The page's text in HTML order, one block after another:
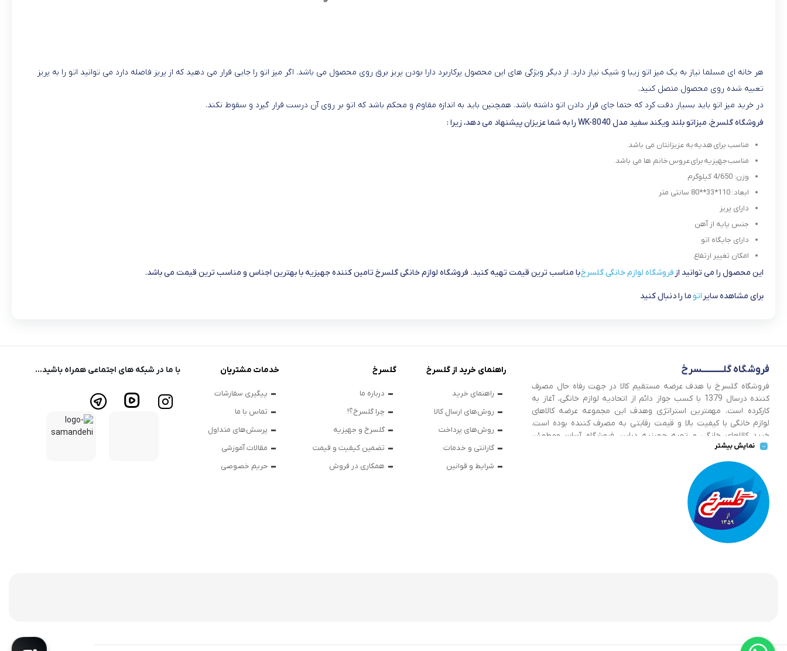
هر خانه ای مسلما نیاز به یک میز اتو زیبا و شیک نیاز دارد. از دیگر ویژگی های این محصول پرکاربرد دارا بودن پریز برق روی محصول می باشد. اگر میز اتو را جایی قرار می دهید که از پریز فاصله دارد می توانید اتو را به پریز
تعبیه شده روی محصول متصل کنید.
در خرید میز اتو باید بسیار دقت کرد که حتما جای قرار دادن اتو داشته باشد. همچنین باید به اندازه مقاوم و محکم باشد که اتو بر روی آن درست قرار گیرد و سقوط نکند.
فروشگاه گلسرخ، میزاتو بلند ویکند سفید مدل WK-8040 را به شما عزیزان پیشنهاد می دهد، زیرا :
مناسب برای هدیه به عزیزانتان می باشد.
مناسب جهیزیه برای عروس خانم ها می باشد.
وزن: 4/650 کیلوگرم
ابعاد: 110*33**80 سانتی متر
دارای پریز
جنس پایه از آهن
دارای جایگاه اتو
امکان تغییر ارتفاع
این محصول را می توانید از فروشگاه لوازم خانگی گلسرخبا مناسب ترین قیمت تهیه کنید. فروشگاه لوازم خانگی گلسرخ تامین کننده جهیزیه با بهترین اجناس و مناسب ترین قیمت می باشد.
برای مشاهده سایر اتوما را دنبال کنید
فروشگاه گلــــــــــــسرخ
فروشگاه گلسرخ با هدف عرضه مستقیم کالا در جهت رفاه حال مصرف
کننده درسال 1379 با کسب جواز دائم از اتحادیه لوازم خانگی، آغاز به
کارکرده است. مهمترین استراتژی وهدف این مجموعه عرضه کالاهای
لوازم خانگی با کیفیت بالا و قیمت رقابتی به مصرف کننده بوده است.
خرید کالاهای خانگی و تهیه جهیزیه دراین فروشگاه آسان ومطمئن
صورت می پذیرد . گسترش کسب وکارهای اینترنتی ما را بر آن داشت تا
با ایجاد فروشگاه اینترنتی گلسرخ به خدمت رسانی گسترده تر و با
شرایط بهتر بپردازیم.
نمایش بیشتر
راهنمای خرید از گلسرخ
راهنمای خرید
روش‌های ارسال کالا
روش‌های پرداخت
گارانتی و خدمات
شرایط و قوانین
گلسرخ
درباره ما
چرا گلسرخ؟!
گلسرخ و جهیزیه
تضمین کیفیت و قیمت
همکاری در فروش
خدمات مشتریان
پیگیری سفارشات
تماس با ما
پرسش‌های متداول
مقالات آموزشی
حریم خصوصی
با ما در شبکه های اجتماعی همراه باشید...